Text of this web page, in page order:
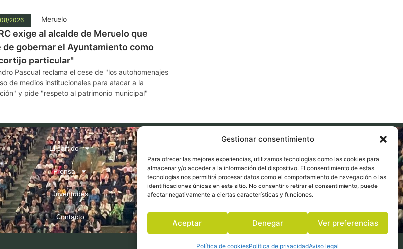
Gestionar consentimiento
Para ofrecer las mejores experiencias, utilizamos tecnologías como las cookies para
almacenar y/o acceder a la información del dispositivo. El consentimiento de estas
tecnologías nos permitirá procesar datos como el comportamiento de navegación o las
identificaciones únicas en este sitio. No consentir o retirar el consentimiento, puede
afectar negativamente a ciertas características y funciones.
Aceptar Denegar Ver preferencias
Política de cookiesPolítica de privacidadAviso legal
2026 Meruelo
exige al alcalde de Meruelo que
de gobernar el Ayuntamiento como
particular"
Pascual reclama el cese de "los autohomenajes
de medios institucionales para atacar a la
y pide "respeto al patrimonio municipal"
El partido
Prensa
Juventudes
Contacto
Aviso legal Política de privacidad Política de cookies